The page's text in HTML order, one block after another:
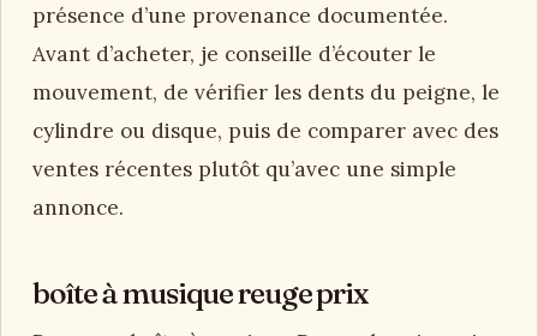
présence d’une provenance documentée.
Avant d’acheter, je conseille d’écouter le
mouvement, de vérifier les dents du peigne, le
cylindre ou disque, puis de comparer avec des
ventes récentes plutôt qu’avec une simple
annonce.
boîte à musique reuge prix